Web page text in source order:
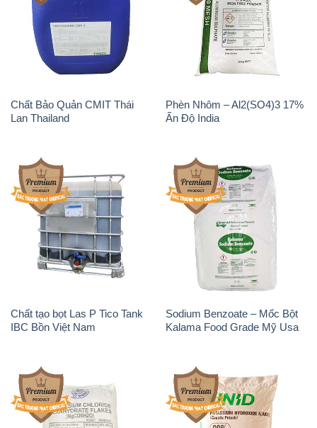
Chất Bảo Quản CMIT Thái
Lan Thailand
Phèn Nhôm – Al2(SO4)3 17%
Ấn Độ India
Chất tạo bọt Las P Tico Tank
IBC Bồn Việt Nam
Sodium Benzoate – Mốc Bột
Kalama Food Grade Mỹ Usa